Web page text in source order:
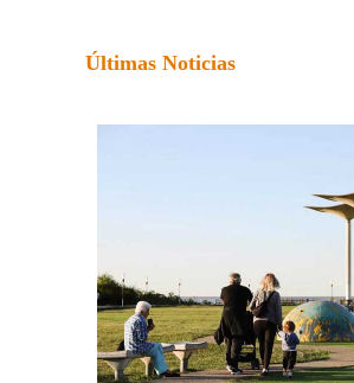
Últimas Noticias